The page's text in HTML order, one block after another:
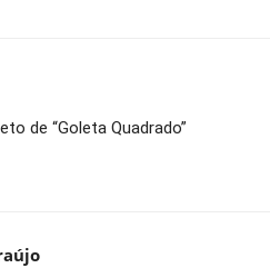
de “Goleta Quadrado”